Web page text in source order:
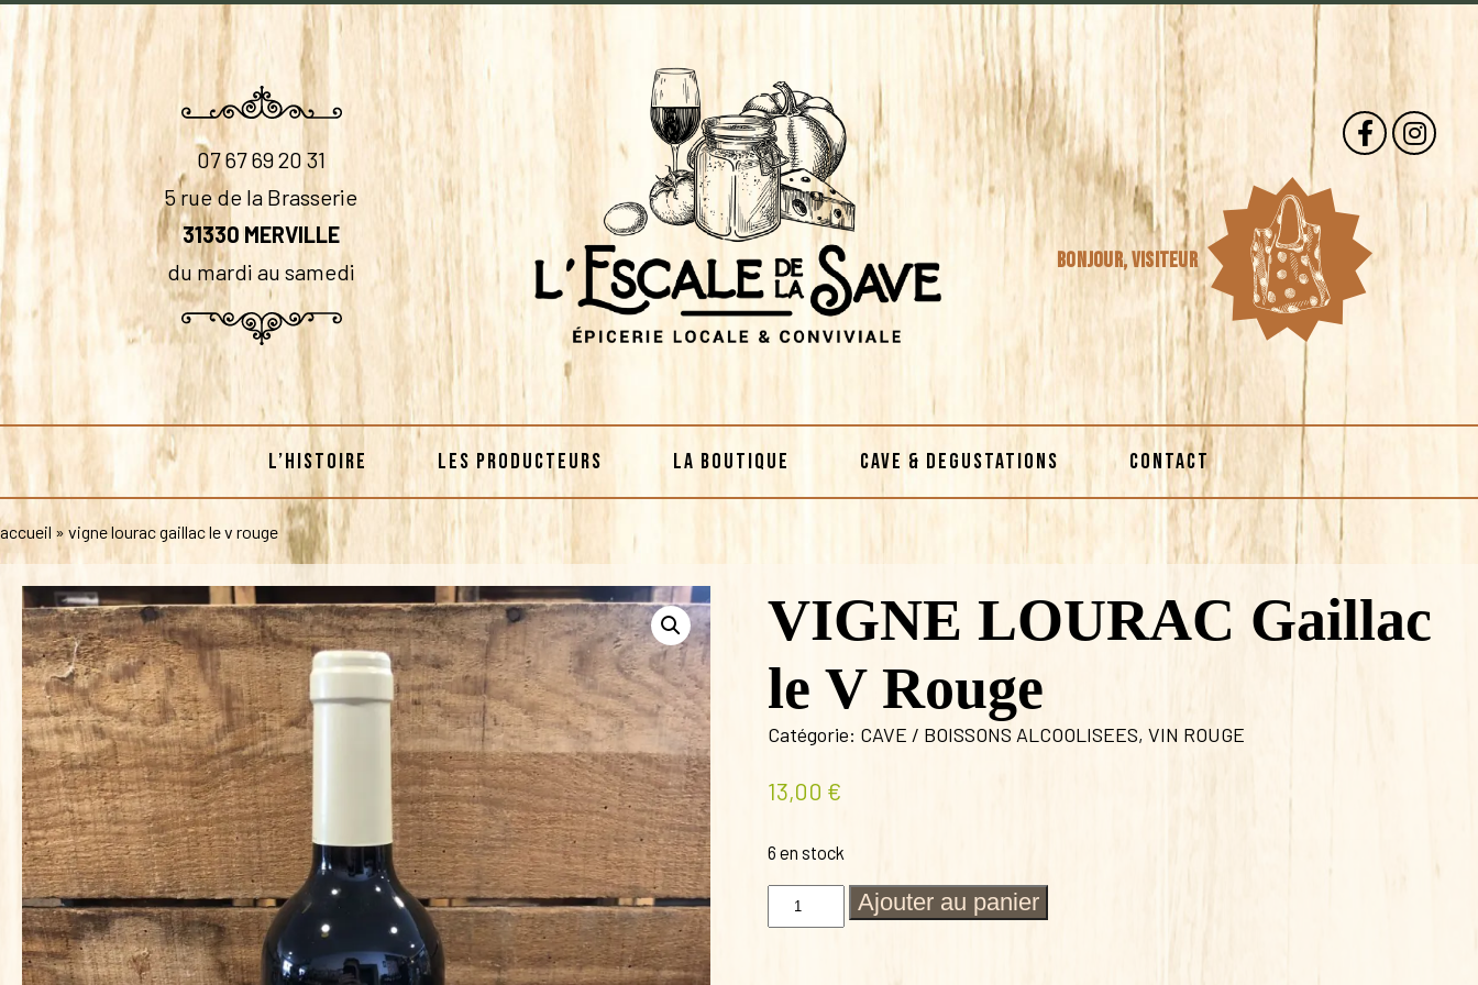
07 67 69 20 31
5 rue de la Brasserie
31330 MERVILLE
du mardi au samedi
Bonjour,visiteur
L’HISTOIRE LES PRODUCTEURS LA BOUTIQUE CAVE & DEGUSTATIONS CONTACT
accueil »vigne lourac gaillac le v rouge
VIGNE LOURAC Gaillac
le V Rouge
Catégorie: CAVE / BOISSONS ALCOOLISEES,VIN ROUGE
13,00 €
6 en stock
quantité
Ajouter au panier